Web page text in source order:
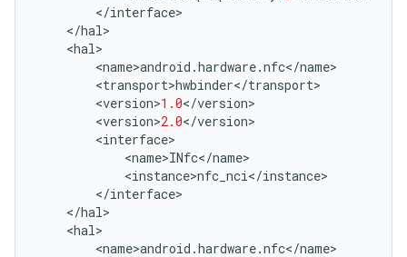
</interface>
</hal>
<hal>
<name>android .hardware.nfc</name>
<transport>hwbinder</transport>
<version>1.0</version>
<version>2.0</version>
<interface>
<name>INfc</name>
<instance>nfc_nci</instance>
</interface>
</hal>
<hal>
<name>android .hardware.nfc</name>